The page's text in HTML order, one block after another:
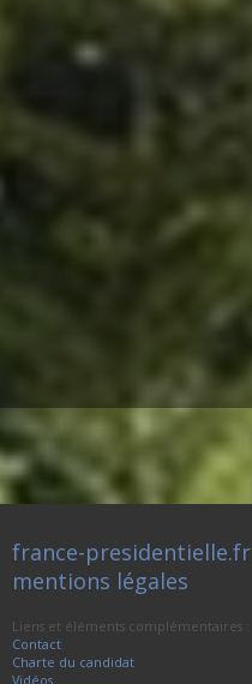
france-presidentielle.fr
mentions légales
Liens et éléments complémentaires :
Contact
Charte du candidat
Vidéos